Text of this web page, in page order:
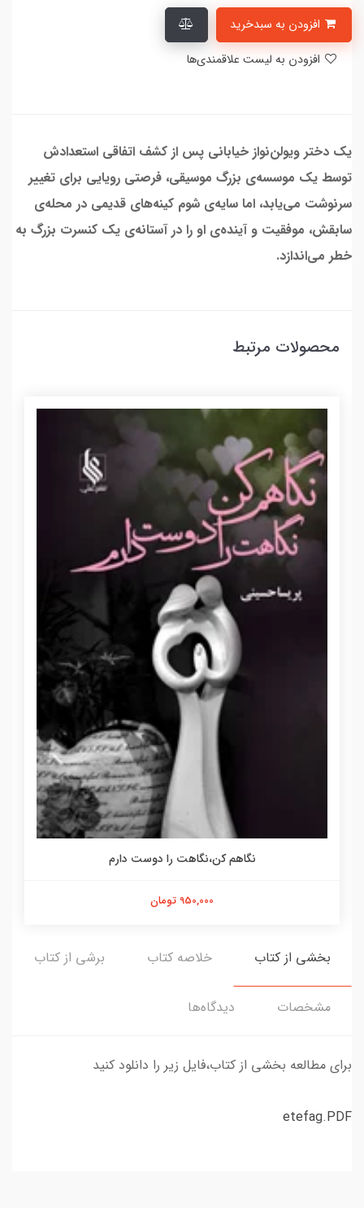
یک دختر ویولن‌نواز خیابانی پس از کشف اتفاقی استعدادش
توسط یک موسسه‌ی بزرگ موسیقی، فرصتی رویایی برای تغییر
سرنوشت می‌یابد، اما سایه‌ی شوم کینه‌های قدیمی در محله‌ی
سابقش، موفقیت و آینده‌ی او را در آستانه‌ی یک کنسرت بزرگ به
خطر می‌اندازد.
محصولات مرتبط
نگاهم کن،نگاهت را دوست دارم
950,000 تومان
بخشی از کتاب خلاصه کتاب برشی از کتاب
مشخصات دیدگاه‌ها
برای مطالعه بخشی از کتاب،فایل زیر را دانلود کنید
etefag.PDF